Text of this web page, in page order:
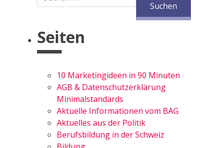
Seiten
10 Marketingideen in 90 Minuten
AGB & Datenschutzerklärung
Minimalstandards
Aktuelle Informationen vom BAG
Aktuelles aus der Politik
Berufsbildung in der Schweiz